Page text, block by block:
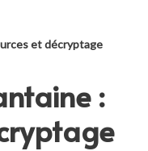
et décryptage
: